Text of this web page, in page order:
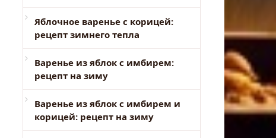
Яблочное варенье с корицей:
рецепт зимнего тепла
Варенье из яблок с имбирем:
рецепт на зиму
Варенье из яблок с имбирем и
корицей: рецепт на зиму